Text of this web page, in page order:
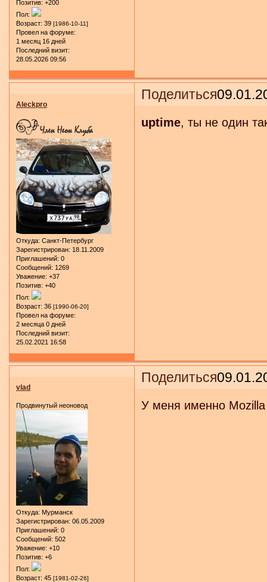
Позитив: +200
Пол:
Возраст: 39 [1986-10-11]
Провел на форуме:
1 месяц 16 дней
Последний визит:
28.05.2026 09:56
Поделиться
Aleckpro
Откуда: Санкт-Петербург
Зарегистрирован: 18.11.2009
Приглашений: 0
Сообщений: 1269
Уважение: +37
Позитив: +40
Пол:
Возраст: 36 [1990-06-20]
Провел на форуме:
2 месяца 0 дней
Последний визит:
25.02.2021 16:58
uptime, ты не один
Поделиться
vlad
Продвинутый неоновод
Откуда: Мурманск
Зарегистрирован: 06.05.2009
Приглашений: 0
Сообщений: 502
Уважение: +10
Позитив: +6
Пол:
Возраст: 45 [1981-02-26]
У меня именно